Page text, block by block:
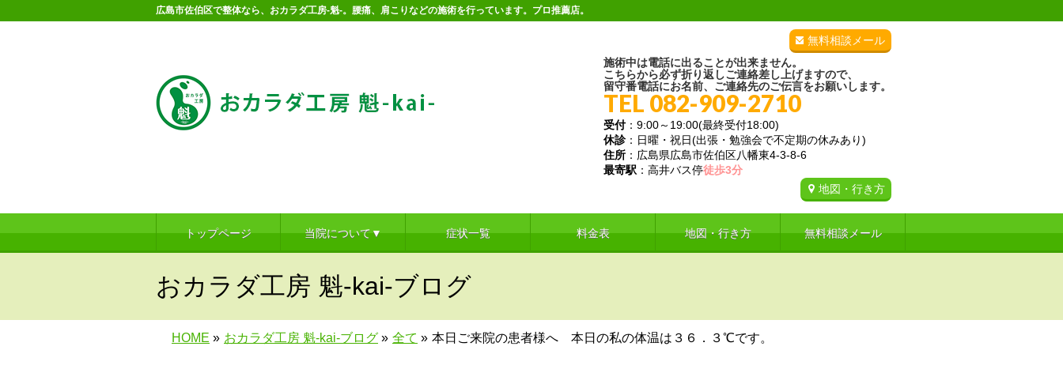
広島市佐伯区で整体なら、おカラダ工房-魁-。腰痛、肩こりなどの施術を行っています。プロ推薦店。
無料相談メール
施術中は電話に出ることが出来ません。
こちらから必ず折り返しご連絡差し上げますので、
留守番電話にお名前、ご連絡先のご伝言をお願いします。
TEL 082-909-2710
受付：9:00～19:00(最終受付18:00)
休診：日曜・祝日(出張・勉強会で不定期の休みあり)
住所 ：広島県広島市佐伯区八幡東4-3-8-6
最寄駅 ：高井バス停徒歩3分
地図・行き方
トップページ 当院について▼ 症状一覧 料金表 地図・行き方 無料相談メール
おカラダ工房 魁-kai-ブログ
HOME » おカラダ工房 魁-kai-ブログ » 全て » 本日ご来院の患者様へ 本日の私の体温は３６．３℃です。